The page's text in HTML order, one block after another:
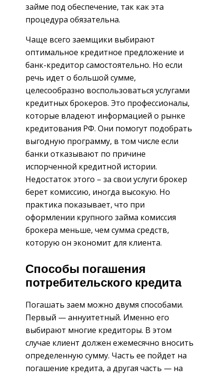
займе под обеспечение, так как эта
процедура обязательна.
Чаще всего заемщики выбирают
оптимальное кредитное предложение и
банк-кредитор самостоятельно. Но если
речь идет о большой сумме,
целесообразно воспользоваться услугами
кредитных брокеров. Это профессионалы,
которые владеют информацией о рынке
кредитования РФ. Они помогут подобрать
выгодную программу, в том числе если
банки отказывают по причине
испорченной кредитной истории.
Недостаток этого – за свои услуги брокер
берет комиссию, иногда высокую. Но
практика показывает, что при
оформлении крупного займа комиссия
брокера меньше, чем сумма средств,
которую он экономит для клиента.
Способы погашения
потребительского кредита
Погашать заем можно двумя способами.
Первый — аннуитетный. Именно его
выбирают многие кредиторы. В этом
случае клиент должен ежемесячно вносить
определенную сумму. Часть ее пойдет на
погашение кредита, а другая часть — на